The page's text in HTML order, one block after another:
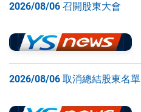
2026/08/06 召開股東大會
2026/08/06 取消總結股東名單